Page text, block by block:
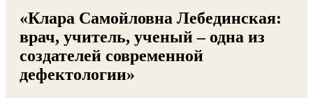
«Клара Самойловна Лебединская:
врач, учитель, ученый – одна из
создателей современной
дефектологии»